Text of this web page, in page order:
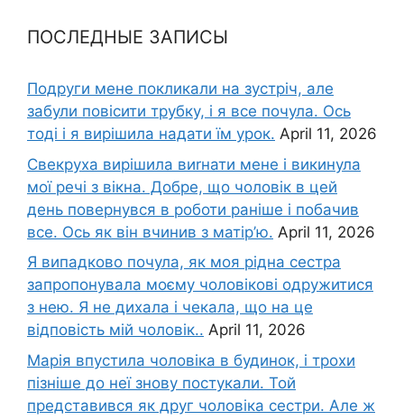
ПОСЛЕДНЫЕ ЗАПИСЫ
Подруги мене покликали на зустріч, але
забули повісити трубку, і я все почула. Ось
тоді і я вирішила надати їм урок. April 11, 2026
Свекруха вирішила виrнати мене і викинула
мої речі з вікна. Добре, що чоловік в цей
день повернувся в роботи раніше і побачив
все. Ось як він вчинив з матір’ю. April 11, 2026
Я випадково почула, як моя рідна сестра
запропонувала моєму чоловікові одружитися
з нею. Я не дихала і чекала, що на це
відповість мій чоловік.. April 11, 2026
Марія впустила чоловіка в будинок, і трохи
пізніше до неї знову постукали. Той
представився як друг чоловіка сестри. Але ж